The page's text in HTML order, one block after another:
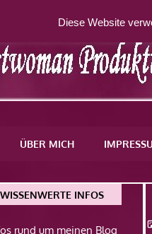
ÜBER MICH
INFOS
rund um meinen Blog
Diese Website